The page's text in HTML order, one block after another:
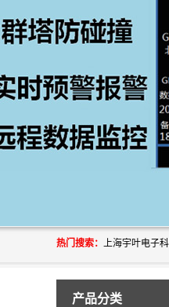
热门搜索：
产品分类